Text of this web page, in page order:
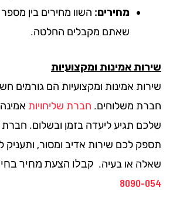
מחירים:השוו מחירים בין מספר
שאתם מקבלים החלטה.
אמינות ומקצועיות
אמינות ומקצועיות הם גורמים
משלוחים.חברת שליחויותאמינה
תגיע ליעדה בזמן ובשלום. חברת
לכם שירות אדיב ומסור, ותעניק לכם
או בעיה.קבלו הצעת מחיר בחיוג
8090-